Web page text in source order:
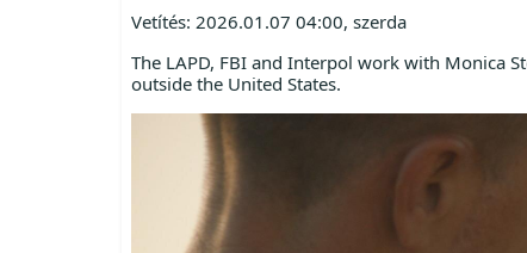
Vetítés: 2026.01.07 04:00, szerda
The LAPD, FBI and Interpol work with Monica
outside the United States.